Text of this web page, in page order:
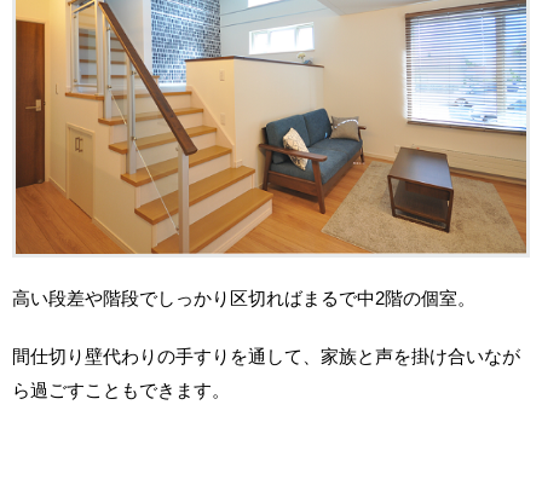
高い段差や階段でしっかり区切ればまるで中2階の個室。
間仕切り壁代わりの手すりを通して、家族と声を掛け合いなが
ら過ごすこともできます。